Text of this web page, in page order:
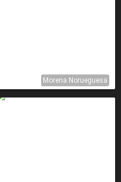
Morena Norueguesa